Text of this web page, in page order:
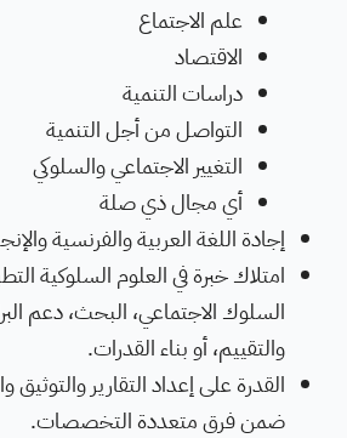
علم الاجتماع
الاقتصاد
دراسات التنمية
التواصل من أجل التنمية
التغيير الاجتماعي والسلوكي
أي مجال ذي صلة
إجادة اللغة العربية والفرنسية
امتلاك خبرة في العلوم السلوكية
السلوك الاجتماعي، البحث، دعم
والتقييم، أو بناء القدرات.
القدرة على إعداد التقارير
ضمن فرق متعددة التخصصات.